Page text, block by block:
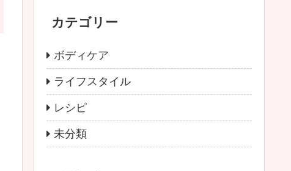
カテゴリー
ボディケア
ライフスタイル
レシピ
未分類